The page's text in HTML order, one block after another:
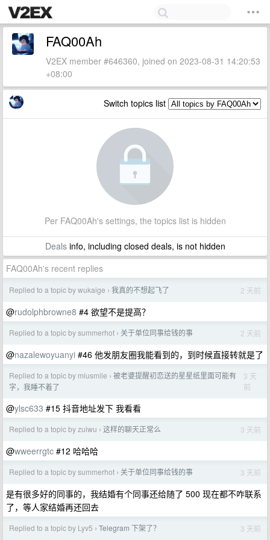
FAQ00Ah
V2EX member #646360, joined on 2023-08-31 14:20:53
+08:00
Switch topics list
Per FAQ00Ah's settings, the topics list is hidden
Dealsinfo, including closed deals, is not hidden
FAQ00Ah's recent replies
Replied to a topic by wukaige › 我真的不想起飞了 2 天前
@rudolphbrowne8 #4 欲望不是提高？
Replied to a topic by summerhot › 关于单位同事给钱的事 2 天前
@nazalewoyuanyi #46 他发朋友圈我能看到的，到时候直接转就是了
Replied to a topic by miusmile › 被老婆提醒初恋送的星星纸里面可能有
字，我睡不着了
3 天
前
@ylsc633 #15 抖音地址发下 我看看
Replied to a topic by zuiwu › 这样的聊天正常么 3 天前
@wweerrgtc #12 哈哈哈
Replied to a topic by summerhot › 关于单位同事给钱的事 3 天前
是有很多好的同事的，我结婚有个同事还给随了 500 现在都不咋联系
了，等人家结婚再还回去
Replied to a topic by Lyv5 › Telegram 下架了？ 3 天前